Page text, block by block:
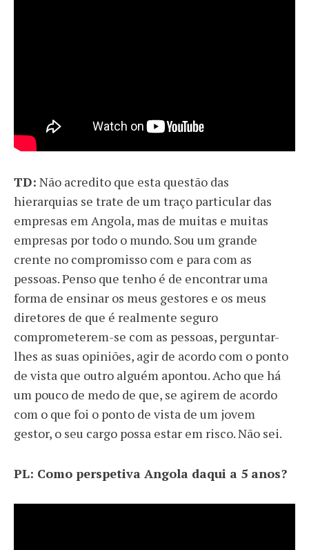
TD: Não acredito que esta questão das
hierarquias se trate de um traço particular das
empresas em Angola, mas de muitas e muitas
empresas por todo o mundo. Sou um grande
crente no compromisso com e para com as
pessoas. Penso que tenho é de encontrar uma
forma de ensinar os meus gestores e os meus
diretores de que é realmente seguro
comprometerem-se com as pessoas, perguntar-
lhes as suas opiniões, agir de acordo com o ponto
de vista que outro alguém apontou. Acho que há
um pouco de medo de que, se agirem de acordo
com o que foi o ponto de vista de um jovem
gestor, o seu cargo possa estar em risco. Não sei.
PL: Como perspetiva Angola daqui a 5 anos?